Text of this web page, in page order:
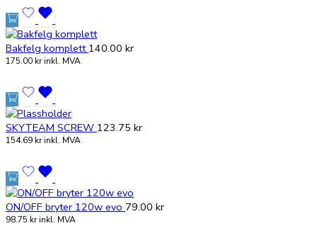
Bakfelg komplett 140.00 kr
175.00 krinkl. MVA
SKYTEAM SCREW 123.75 kr
154.69 krinkl. MVA
ON/OFF bryter 120w evo 79.00 kr
98.75 krinkl. MVA